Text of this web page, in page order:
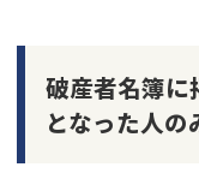
破産者名簿に
となった人の